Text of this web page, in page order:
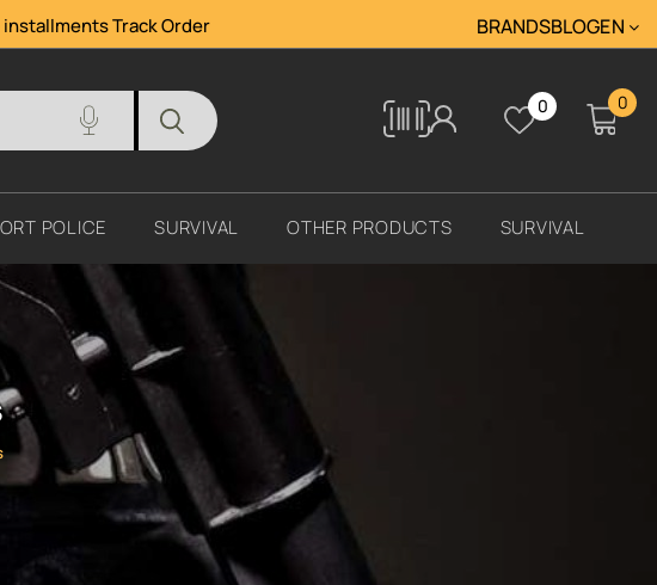
installmentsTrack Order BRANDSBLOGΕΝ
Tracking 0 0
POLICE SURVIVAL OTHER PRODUCTS SURVIVAL